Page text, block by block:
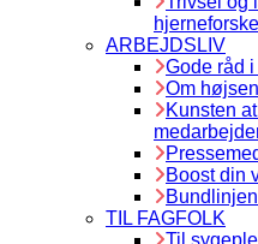
ARBEJDSLIV
Gode råd
Om
Kunsten
Boost din
TIL FAGFOLK
Til